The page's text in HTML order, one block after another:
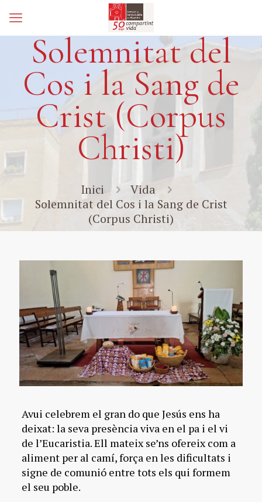
Solemnitat del
Cos i la Sang de
Crist (Corpus
Christi)
Inici
Vida
Solemnitat del Cos i la Sang de Crist
(Corpus Christi)
Avui celebrem el gran do que Jesús ens ha
deixat: la seva presència viva en el pa i el vi
de l’Eucaristia. Ell mateix se’ns ofereix com a
aliment per al camí, força en les dificultats i
signe de comunió entre tots els qui formem
el seu poble.